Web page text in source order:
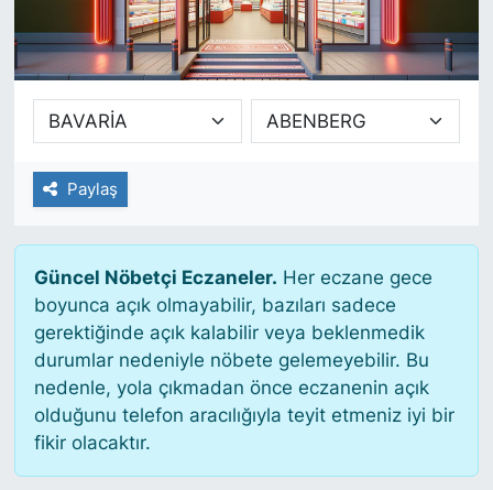
Paylaş
Güncel Nöbetçi Eczaneler. Her eczane gece
boyunca açık olmayabilir, bazıları sadece
gerektiğinde açık kalabilir veya beklenmedik
durumlar nedeniyle nöbete gelemeyebilir. Bu
nedenle, yola çıkmadan önce eczanenin açık
olduğunu telefon aracılığıyla teyit etmeniz iyi bir
fikir olacaktır.
SİYASET
SAĞLIK